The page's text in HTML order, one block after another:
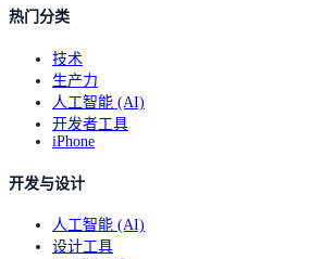
热门分类
技术
生产力
人工智能 (AI)
开发者工具
iPhone
开发与设计
人工智能 (AI)
设计工具